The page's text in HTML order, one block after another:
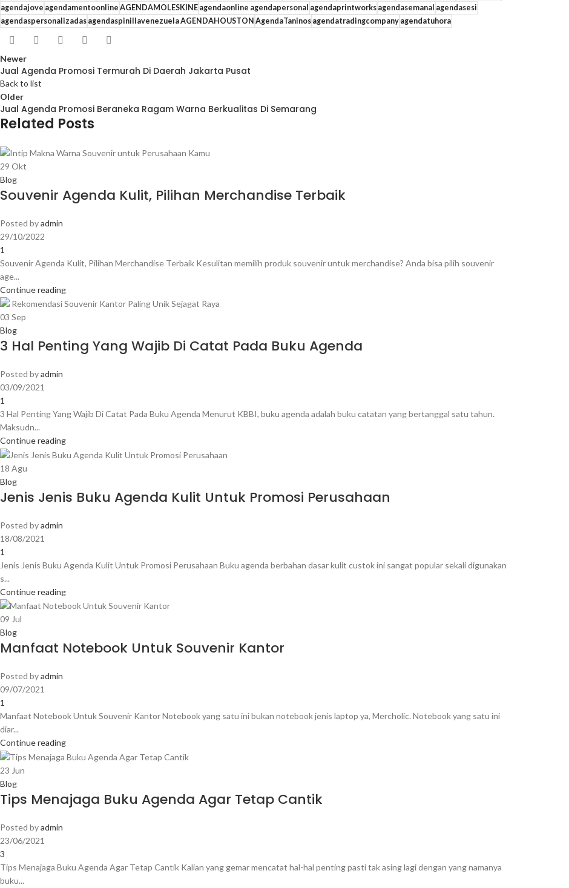
agendajove agendamentoonline AGENDAMOLESKINEagendaonline agendapersonal agendaprintworksagendasemanal agendasesi
agendaspersonalizadasagendaspinillavenezuela AGENDAHOUSTON AgendaTaninosagendatradingcompanyagendatuhora
Newer
Jual Agenda Promosi Termurah Di Daerah Jakarta Pusat
Back to list
Older
Jual Agenda Promosi Beraneka Ragam Warna Berkualitas Di Semarang
Related Posts
29 Okt
Blog
Souvenir Agenda Kulit, Pilihan Merchandise Terbaik
Posted byadmin
29/10/2022
1
Souvenir Agenda Kulit, Pilihan Merchandise Terbaik Kesulitan memilih produk souvenir untuk merchandise? Anda bisa pilih souvenir
age...
Continue reading
03 Sep
Blog
3 Hal Penting Yang Wajib Di Catat Pada Buku Agenda
Posted byadmin
03/09/2021
1
3 Hal Penting Yang Wajib Di Catat Pada Buku Agenda Menurut KBBI, buku agenda adalah buku catatan yang bertanggal satu tahun.
Maksudn...
Continue reading
18 Agu
Blog
Jenis Jenis Buku Agenda Kulit Untuk Promosi Perusahaan
Posted byadmin
18/08/2021
1
Jenis Jenis Buku Agenda Kulit Untuk Promosi Perusahaan Buku agenda berbahan dasar kulit custok ini sangat popular sekali digunakan
s...
Continue reading
09 Jul
Blog
Manfaat Notebook Untuk Souvenir Kantor
Posted byadmin
09/07/2021
1
Manfaat Notebook Untuk Souvenir Kantor Notebook yang satu ini bukan notebook jenis laptop ya, Mercholic. Notebook yang satu ini
diar...
Continue reading
23 Jun
Blog
Tips Menajaga Buku Agenda Agar Tetap Cantik
Posted byadmin
23/06/2021
3
Tips Menajaga Buku Agenda Agar Tetap Cantik Kalian yang gemar mencatat hal-hal penting pasti tak asing lagi dengan yang namanya
buku...